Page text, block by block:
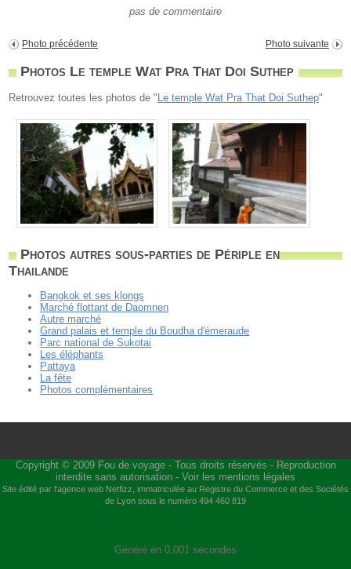
pas de commentaire
Photo précédente Photo suivante
Photos Le temple Wat Pra That Doi Suthep
Retrouvez toutes les photos de " Le temple Wat Pra That Doi Suthep"
Photos autres sous-parties de Périple en
Thailande
Bangkok et ses klongs
Marché flottant de Daomnen
Autre marché
Grand palais et temple du Boudha d'émeraude
Parc national de Sukotai
Les éléphants
Pattaya
La fête
Photos complémentaires
Copyright © 2009 Fou de voyage- Tous droits réservés - Reproduction
interdite sans autorisation - Voir les mentions légales
Site édité par l'agence web Netfizz , immatriculée au Registre du Commerce et des Sociétés
de Lyon sous le numéro 494 460 819
Généré en 0,001 secondes